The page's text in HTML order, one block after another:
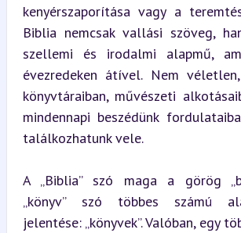
kenyérszaporítása vagy a
Biblia nemcsak vallási szöveg,
szellemi és irodalmi alapmű,
évezredeken átível. Nem
könyvtáraiban, művészeti
mindennapi beszédünk
találkozhatunk vele.
A „Biblia” szó maga a görög
„könyv” szó többes számú
jelentése: „könyvek”. Valóban, egy